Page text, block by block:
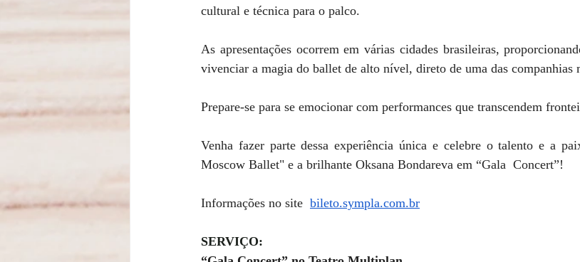
cultural e técnica para o palco.
As apresentações ocorrem em várias cidades brasileiras,
vivenciar a magia do ballet de alto nível, direto de uma das companhias
Prepare-se para se emocionar com performances que transcendem
Venha fazer parte dessa experiência única e celebre o talento e a
Moscow Ballet" e a brilhante Oksana Bondareva em “Gala  Concert”!
Informações no site bileto.sympla.com.br
SERVIÇO: